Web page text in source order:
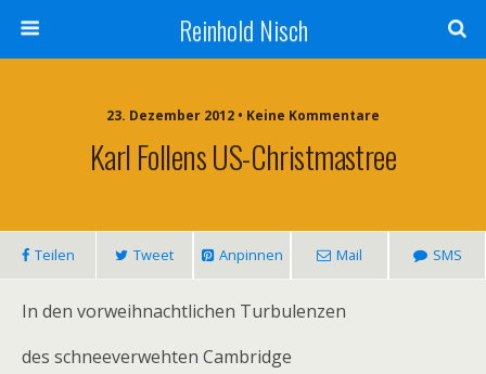
Reinhold Nisch
23. Dezember 2012 • Keine Kommentare
Karl Follens US-Christmastree
Teilen Tweet Anpinnen Mail SMS
In den vorweihnachtlichen Turbulenzen
des schneeverwehten Cambridge